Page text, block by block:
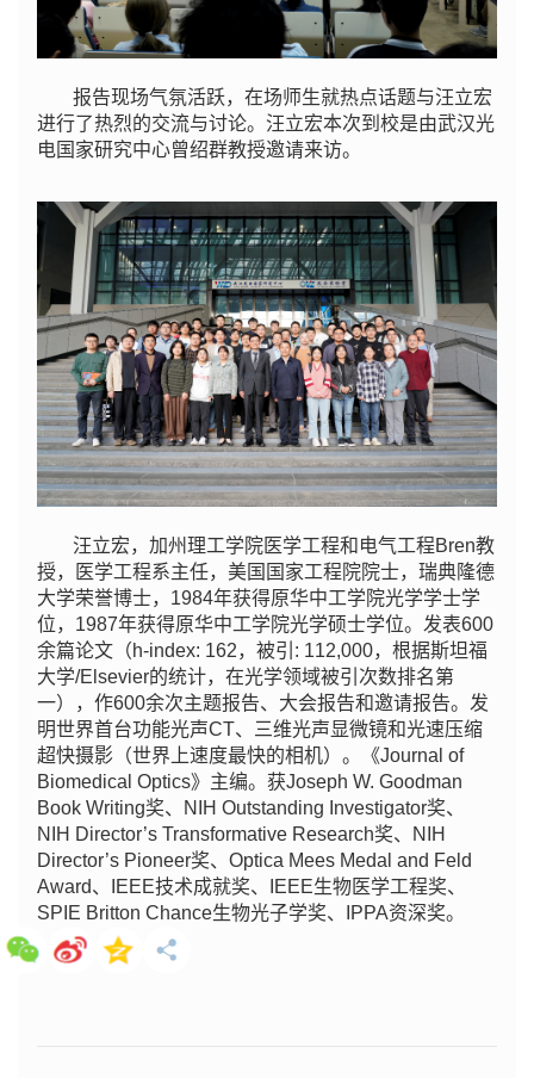
报告现场气氛活跃，在场师生就热点话题与汪立宏
进行了热烈的交流与讨论。 汪立宏本次到校是由武汉光
电国家研究中心曾绍群教授邀请来访。
汪立宏，加州理工学院医学工程和电气工程Bren教
授，医学工程系主任，美国国家工程院院士，瑞典隆德
大学荣誉博士，1984年获得原华中工学院光学学士学
位，1987年获得原华中工学院光学硕士学位。发表600
余篇论文（h-index: 162，被引: 112,000，根据斯坦福
大学/Elsevier的统计，在光学领域被引次数排名第
一），作600余次主题报告、大会报告和邀请报告。发
明世界首台功能光声CT、三维光声显微镜和光速压缩
超快摄影（世界上速度最快的相机）。《Journal of
Biomedical Optics》主编。获Joseph W. Goodman
Book Writing奖、NIH Outstanding Investigator奖、
NIH Director’s Transformative Research奖、NIH
Director’s Pioneer奖、Optica Mees Medal and Feld
Award、IEEE技术成就奖、IEEE生物医学工程奖、
SPIE Britton Chance生物光子学奖、IPPA资深奖。